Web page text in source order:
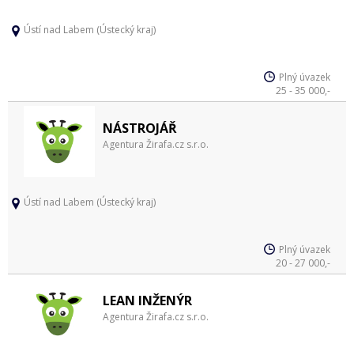
Ústí nad Labem (Ústecký kraj)
Plný úvazek
25 - 35 000,-
NÁSTROJÁŘ
Agentura Žirafa.cz s.r.o.
Ústí nad Labem (Ústecký kraj)
Plný úvazek
20 - 27 000,-
LEAN INŽENÝR
Agentura Žirafa.cz s.r.o.